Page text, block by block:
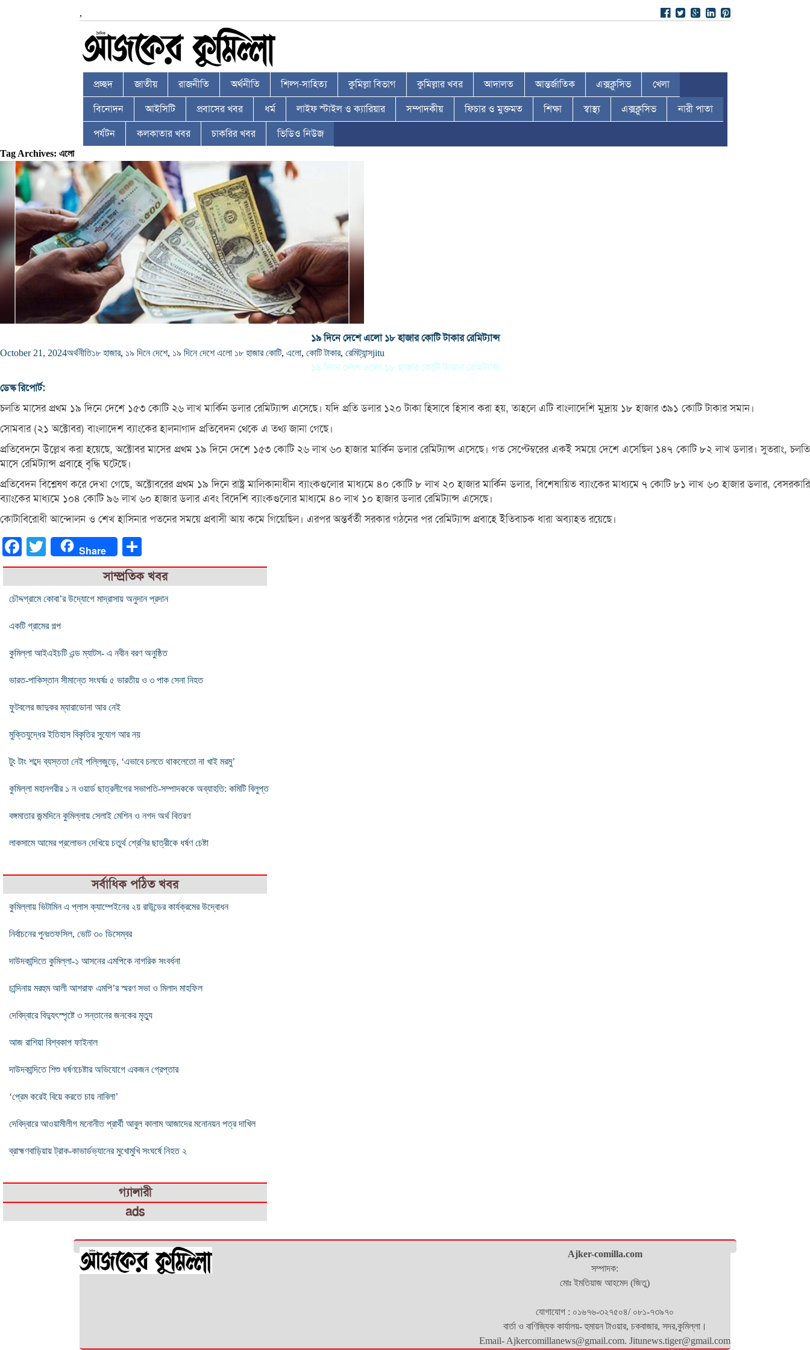
,
প্রচ্ছদ জাতীয় রাজনীতি অর্থনীতি শিল্প-সাহিত্য কুমিল্লা বিভাগ কুমিল্লার খবর আদালত আন্তর্জাতিক এক্সক্লুসিভ খেলা
বিনোদন আইসিটি প্রবাসের খবর ধর্ম লাইফ স্টাইল ও ক্যারিয়ার সম্পাদকীয় ফিচার ও মুক্তমত শিক্ষা স্বাস্থ্য এক্সক্লুসিভ নারী পাতা
পর্যটন কলকাতার খবর চাকরির খবর ভিডিও নিউজ
Tag Archives: এলো
১৯ দিনে দেশে এলো ১৮ হাজার কোটি টাকার রেমিট্যান্স
October 21, 2024অর্থনীতি১৮ হাজার, ১৯ দিনে দেশে, ১৯ দিনে দেশে এলো ১৮ হাজার কোটি, এলো, কোটি টাকার, রেমিট্যান্সjitu
১৯ দিনে দেশে এলো ১৮ হাজার কোটি টাকার রেমিট্যান্স
ডেস্ক রিপোর্ট:
চলতি মাসের প্রথম ১৯ দিনে দেশে ১৫৩ কোটি ২৬ লাখ মার্কিন ডলার রেমিট্যান্স এসেছে। যদি প্রতি ডলার ১২০ টাকা হিসাবে হিসাব করা হয়, তাহলে এটি বাংলাদেশি মুদ্রায় ১৮ হাজার ৩৯১ কোটি টাকার সমান।
সোমবার (২১ অক্টোবর) বাংলাদেশ ব্যাংকের হালনাগাদ প্রতিবেদন থেকে এ তথ্য জানা গেছে।
প্রতিবেদনে উল্লেখ করা হয়েছে, অক্টোবর মাসের প্রথম ১৯ দিনে দেশে ১৫৩ কোটি ২৬ লাখ ৬০ হাজার মার্কিন ডলার রেমিট্যান্স এসেছে। গত সেপ্টেম্বরের একই সময়ে দেশে এসেছিল ১৪৭ কোটি ৮২ লাখ ডলার। সুতরাং, চলতি
মাসে রেমিট্যান্স প্রবাহে বৃদ্ধি ঘটেছে।
প্রতিবেদন বিশ্লেষণ করে দেখা গেছে, অক্টোবরের প্রথম ১৯ দিনে রাষ্ট্র মালিকানাধীন ব্যাংকগুলোর মাধ্যমে ৪০ কোটি ৮ লাখ ২০ হাজার মার্কিন ডলার, বিশেষায়িত ব্যাংকের মাধ্যমে ৭ কোটি ৮১ লাখ ৬০ হাজার ডলার, বেসরকারি
ব্যাংকের মাধ্যমে ১০৪ কোটি ৯৬ লাখ ৬০ হাজার ডলার এবং বিদেশি ব্যাংকগুলোর মাধ্যমে ৪০ লাখ ১০ হাজার ডলার রেমিট্যান্স এসেছে।
কোটাবিরোধী আন্দোলন ও শেখ হাসিনার পতনের সময়ে প্রবাসী আয় কমে গিয়েছিল। এরপর অন্তর্বর্তী সরকার গঠনের পর রেমিট্যান্স প্রবাহে ইতিবাচক ধারা অব্যাহত রয়েছে।
FacebookTwitter Share
সাম্প্রতিক খবর
চৌদ্দগ্রামে কোবা’র উদ্যোগে মাদ্রাসায় অনুদান প্রদান
একটি গ্রামের গল্প
কুমিল্লা আইএইচটি এন্ড ম্যাটস- এ নবীন বরণ অনুষ্ঠিত
ভারত-পাকিস্তান সীমান্তে সংঘর্ষঃ ৫ ভারতীয় ও ৩ পাক সেনা নিহত
ফুটবলের জাদুকর ম্যারাডোনা আর নেই
মুক্তিযুদ্ধের ইতিহাস বিকৃতির সুযোগ আর নয়
টুং টাং শব্দে ব্যস্ততা নেই পল্লিজুড়ে, ‘এভাবে চলতে থাকলেতো না খাই মরমু’
কুমিল্লা মহানগরীর ১ ন ওয়ার্ড ছাত্রলীগের সভাপতি-সম্পাদককে অব্যাহতি: কমিটি বিলুপ্ত
বঙ্গমাতার জন্মদিনে কুমিল্লায় সেলাই মেশিন ও নগদ অর্থ বিতরণ
লাকসামে আমের প্রলোভন দেখিয়ে চতুর্থ শ্রেণির ছাত্রীকে ধর্ষণ চেষ্টা
সর্বাধিক পঠিত খবর
কুমিল্লায় ভিটামিন এ প্লাস ক্যাম্পেইনের ২য় রাউন্ডের কার্যক্রমের উদ্বোধন
নির্বাচনের পুনঃতফসিল, ভোট ৩০ ডিসেম্বর
দাউদকান্দিতে কুমিল্লা-১ আসনের এমপিকে নাগরিক সংবর্ধনা
চান্দিনায় মরহুম আলী আশরাফ এমপি’র স্মরণ সভা ও মিলাদ মাহফিল
দেবিদ্বারে বিদ্যুৎস্পৃষ্টে ৩ সন্তানের জনকের মৃত্যু
আজ রাশিয়া বিশ্বকাপ ফাইনাল
দাউদকান্দিতে শিশু ধর্ষণচেষ্টার অভিযোগে একজন গ্রেপ্তার
‘প্রেম করেই বিয়ে করতে চায় নাবিলা’
দেবিদ্বারে আওয়ামীলীগ মনোনীত প্রার্থী আবুল কালাম আজাদের মনোনয়ন পত্র দাখিল
ব্রাহ্মণবাড়িয়ায় ট্রাক-কাভার্ডভ্যানের মুখোমুখি সংঘর্ষে নিহত ২
গ্যালারী
ads
Ajker-comilla.com
সম্পাদক:
মোঃ ইমতিয়াজ আহমেদ (জিতু)
যোগাযোগ : ০১৬৭৬-৩২৭৫০৪/ ০৮১-৭৩৯৭০
বার্তা ও বাণিজ্যিক কার্যালয়- হুমায়ন টাওয়ার, চকবাজার, সদর,কুমিল্লা।
Email- Ajkercomillanews@gmail.com. Jitunews.tiger@gmail.com